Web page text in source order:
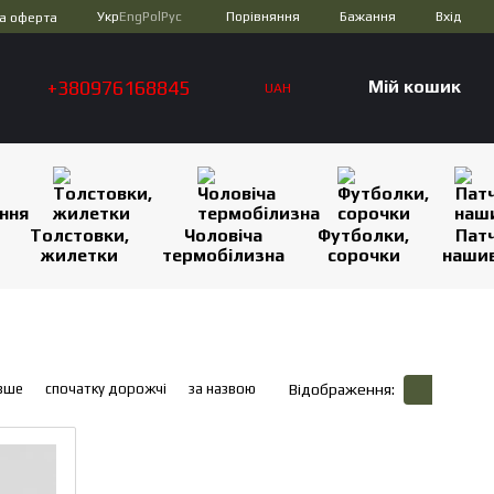
оферта УкрEngPol Рус Порівняння Бажання Вхід
+380976168845 UAH Мій кошик
Толстовки,
жилетки
Чоловіча
термобілизна
Футболки,
сорочки
спочатку дорожчі за назвою Відображення: